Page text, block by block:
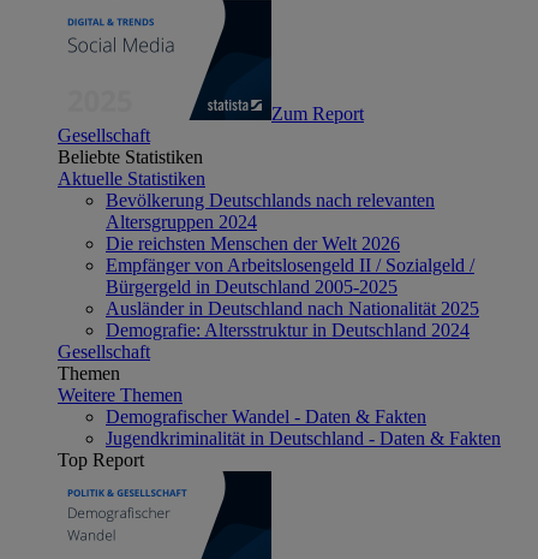
Zum Report
Gesellschaft
Beliebte Statistiken
Aktuelle Statistiken
Bevölkerung Deutschlands nach relevanten
Altersgruppen 2024
Die reichsten Menschen der Welt 2026
Empfänger von Arbeitslosengeld II / Sozialgeld /
Bürgergeld in Deutschland 2005-2025
Ausländer in Deutschland nach Nationalität 2025
Demografie: Altersstruktur in Deutschland 2024
Gesellschaft
Themen
Weitere Themen
Demografischer Wandel - Daten & Fakten
Jugendkriminalität in Deutschland - Daten & Fakten
Top Report